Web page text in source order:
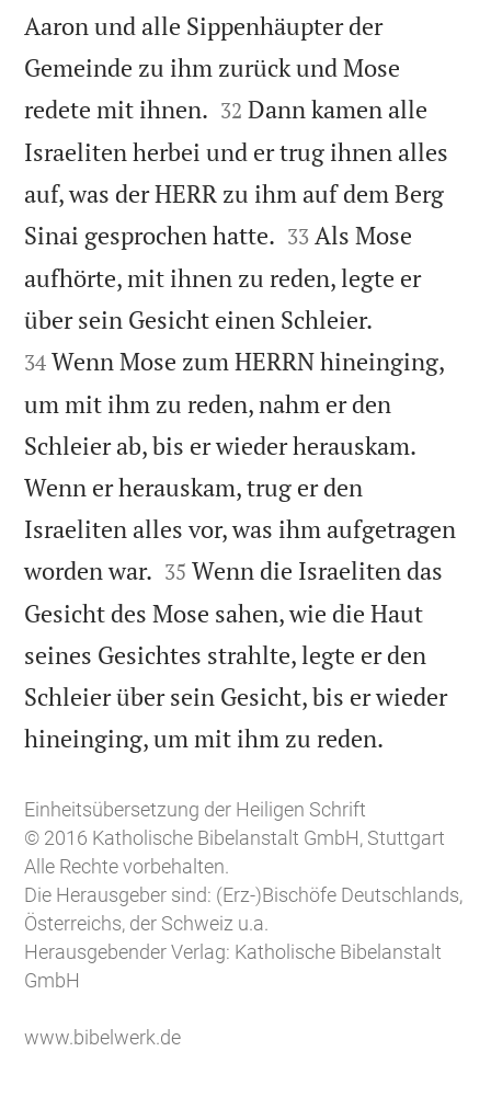
Aaron und alle Sippenhäupter der
Gemeinde zu ihm zurück und Mose
redete mit ihnen. 

32 Dann kamen alle
Israeliten herbei und er trug ihnen alles
auf, was der HERR zu ihm auf dem Berg
Sinai gesprochen hatte. 

33 Als Mose
aufhörte, mit ihnen zu reden, legte er
über sein Gesicht einen Schleier.
34 Wenn Mose zum HERRN hineinging,
um mit ihm zu reden, nahm er den
Schleier ab, bis er wieder herauskam.
Wenn er herauskam, trug er den
Israeliten alles vor, was ihm aufgetragen
worden war. 

35 Wenn die Israeliten das
Gesicht des Mose sahen, wie die Haut
seines Gesichtes strahlte, legte er den
Schleier über sein Gesicht, bis er wieder
hineinging, um mit ihm zu reden.
Einheitsübersetzung der Heiligen Schrift
© 2016 Katholische Bibelanstalt GmbH, Stuttgart
Alle Rechte vorbehalten.
Die Herausgeber sind: (Erz-)Bischöfe Deutschlands,
Österreichs, der Schweiz u.a.
Herausgebender Verlag: Katholische Bibelanstalt
GmbH
www.bibelwerk.de